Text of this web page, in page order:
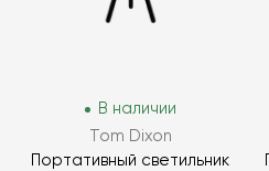
В наличии
Tom Dixon
Портативный светильник